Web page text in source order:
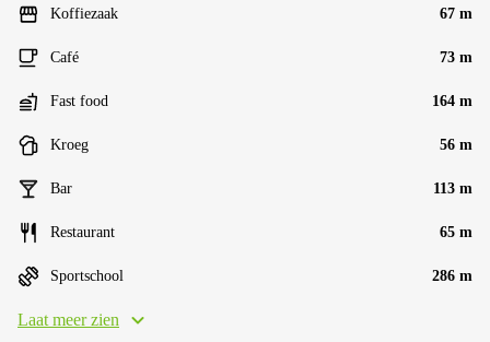
Koffiezaak 67 m
Café 73 m
Fast food 164 m
Kroeg 56 m
Bar 113 m
Restaurant 65 m
Sportschool 286 m
Laat meer zien